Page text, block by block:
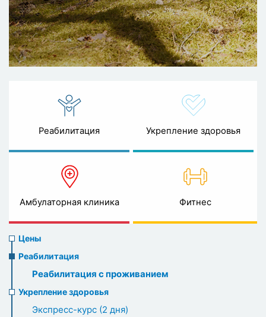
Реабилитация Укрепление здоровья
Амбулаторная клиника Фитнес
Prices
menu
Цены
Реабилитация
Реабилитация с проживанием
Укрепление здоровья
Экспресс-курс (2 дня)